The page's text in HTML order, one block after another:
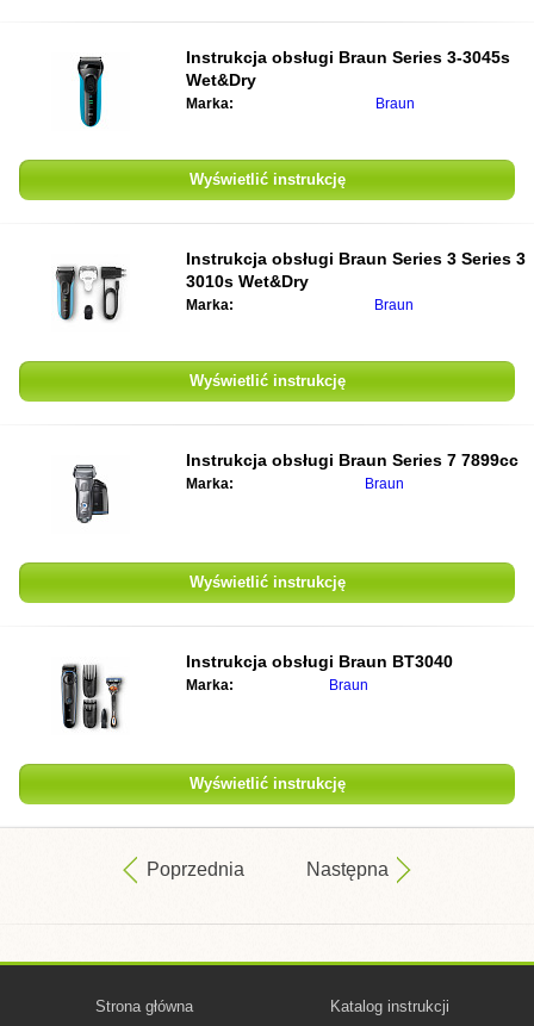
Instrukcja obsługi Braun Series 3-3045s
Wet&Dry
Marka: Braun
Wyświetlić instrukcję
Instrukcja obsługi Braun Series 3 Series 3
3010s Wet&Dry
Marka: Braun
Wyświetlić instrukcję
Instrukcja obsługi Braun Series 7 7899cc
Marka: Braun
Wyświetlić instrukcję
Instrukcja obsługi Braun BT3040
Marka: Braun
Wyświetlić instrukcję
Poprzednia Następna
Strona główna Katalog instrukcji